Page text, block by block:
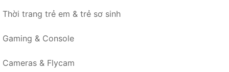
Thời trang trẻ em & trẻ sơ sinh
Gaming & Console
Cameras & Flycam